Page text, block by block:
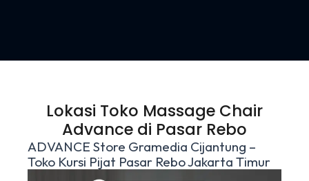
Lokasi Toko Massage Chair
Advance di Pasar Rebo
ADVANCE Store Gramedia Cijantung –
Toko Kursi Pijat Pasar Rebo Jakarta Timur